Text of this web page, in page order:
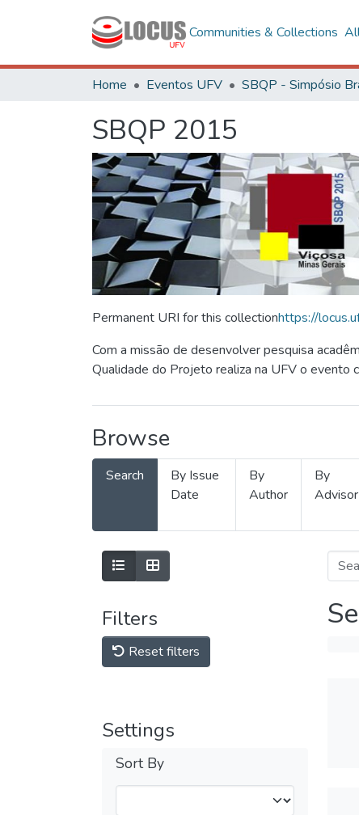
Communities & Collections
Home Eventos UFV
SBQP 2015
Permanent URI for this collectionhttps://
Com a missão de desenvolver pesquisa
Qualidade do Projeto realiza na UFV o evento
Browse
Search
By Issue
Date
By
Author
By
Advisor
Filters
Reset filters
Settings
Sort By